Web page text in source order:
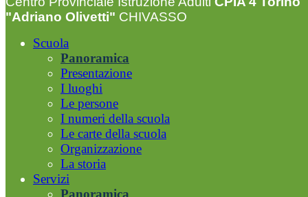
"Adriano Olivetti" CHIVASSO
Scuola
Panoramica
Presentazione
I luoghi
Le persone
I numeri della scuola
Le carte della scuola
Organizzazione
La storia
Servizi
Panoramica